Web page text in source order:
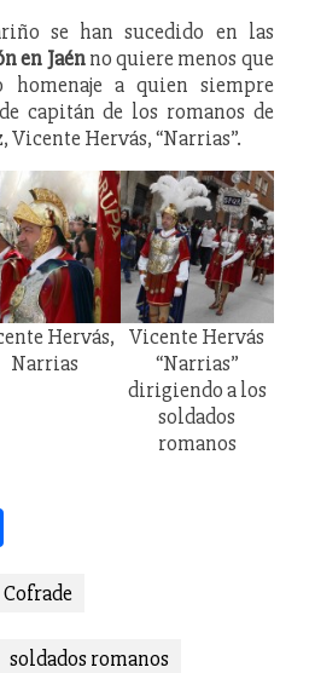
se han sucedido en las
en Jaénno quiere menos que
homenaje a quien siempre
capitán de los romanos de
Vicente Hervás, “Narrias”.
Hervás,
Narrias
Vicente Hervás
“Narrias”
dirigiendo a los
soldados
romanos
soldados romanos